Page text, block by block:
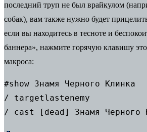
последний труп не был врайкулом
собак), вам также нужно будет
если вы находитесь в тесноте и
баннера», нажмите горячую клавишу
макроса:
#show Знамя Черного Клинка
/ targetlastenemy
/ cast [dead] Знамя Черного